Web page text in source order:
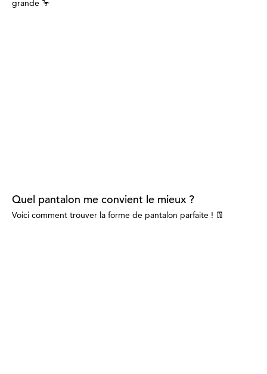
grande 🦩
Quel pantalon me convient le mieux ?
Voici comment trouver la forme de pantalon parfaite ! 👖